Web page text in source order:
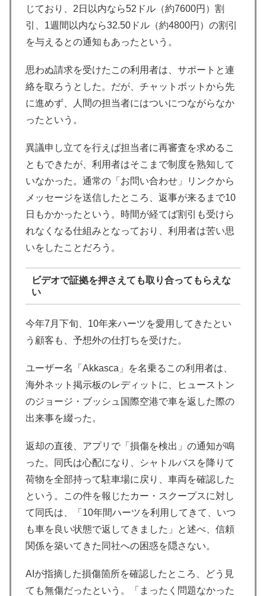
じており、2日以内なら52ドル（約7600円）割
引、1週間以内なら32.50ドル（約4800円）の割引
を与えるとの通知もあったという。
思わぬ請求を受けたこの利用者は、サポートと連
絡を取ろうとした。だが、チャットボットから先
に進めず、人間の担当者にはついにつながらなか
ったという。
異議申し立てを行えば担当者に再審査を求めるこ
ともできたが、利用者はそこまで制度を熟知して
いなかった。通常の「お問い合わせ」リンクから
メッセージを送信したところ、返事が来るまで10
日もかかったという。時間が経てば割引も受けら
れなくなる仕組みとなっており、利用者は苦い思
いをしたことだろう。
ビデオで証拠を押さえても取り合ってもらえな
い
今年7月下旬、10年来ハーツを愛用してきたとい
う顧客も、予想外の仕打ちを受けた。
ユーザー名「Akkasca」を名乗るこの利用者は、
海外ネット掲示板のレディットに、ヒューストン
のジョージ・ブッシュ国際空港で車を返した際の
出来事を綴った。
返却の直後、アプリで「損傷を検出」の通知が鳴
った。同氏は心配になり、シャトルバスを降りて
荷物を全部持って駐車場に戻り、車両を確認した
という。この件を報じたカー・スクープスに対し
て同氏は、「10年間ハーツを利用してきて、いつ
も車を良い状態で返してきました」と述べ、信頼
関係を築いてきた同社への困惑を隠さない。
AIが指摘した損傷箇所を確認したところ、どう見
ても無傷だったという。「まったく問題なかった